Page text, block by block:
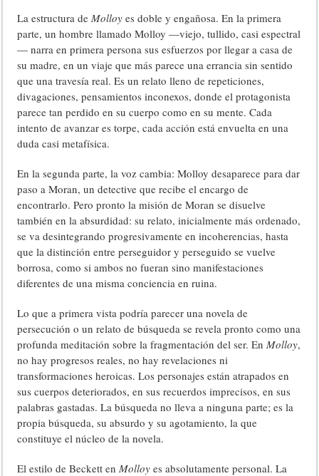
La estructura deMolloy es doble y engañosa. En la primera
parte, un hombre llamado Molloy —viejo, tullido, casi espectral
— narra en primera persona sus esfuerzos por llegar a casa de
su madre, en un viaje que más parece una errancia sin sentido
que una travesía real. Es un relato lleno de repeticiones,
divagaciones, pensamientos inconexos, donde el protagonista
parece tan perdido en su cuerpo como en su mente. Cada
intento de avanzar es torpe, cada acción está envuelta en una
duda casi metafísica.
En la segunda parte, la voz cambia: Molloy desaparece para dar
paso a Moran, un detective que recibe el encargo de
encontrarlo. Pero pronto la misión de Moran se disuelve
también en la absurdidad: su relato, inicialmente más ordenado,
se va desintegrando progresivamente en incoherencias, hasta
que la distinción entre perseguidor y perseguido se vuelve
borrosa, como si ambos no fueran sino manifestaciones
diferentes de una misma conciencia en ruina.
Lo que a primera vista podría parecer una novela de
persecución o un relato de búsqueda se revela pronto como una
profunda meditación sobre la fragmentación del ser. EnMolloy,
no hay progresos reales, no hay revelaciones ni
transformaciones heroicas. Los personajes están atrapados en
sus cuerpos deteriorados, en sus recuerdos imprecisos, en sus
palabras gastadas. La búsqueda no lleva a ninguna parte; es la
propia búsqueda, su absurdo y su agotamiento, la que
constituye el núcleo de la novela.
El estilo de Beckett enMolloy es absolutamente personal. La